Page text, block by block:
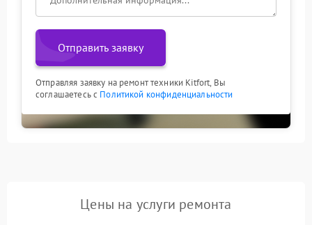
Отправить заявку
Отправляя заявку на ремонт техники Kitfort, Вы
соглашаетесь с Политикой конфиденциальности
Цены на услуги ремонта